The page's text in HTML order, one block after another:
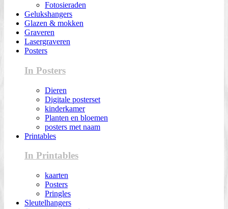
Fotosieraden
Gelukshangers
Glazen & mokken
Graveren
Lasergraveren
Posters
In Posters
Dieren
Digitale posterset
kinderkamer
Planten en bloemen
posters met naam
Printables
In Printables
kaarten
Posters
Pringles
Sleutelhangers